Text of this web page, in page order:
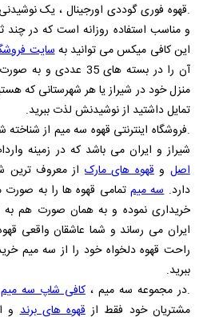
.قهوه فوری گوددی اورجینال ، یک
و مناسب استفاده روزانه است که در چند
این کافی میکس می توانید بهسایت
آن را در بسته های 35
منزل خود در شیراز یا هر شهرستانی که
تمایل داشتید از نوشیدنش لذت ببرید.
.فروشگاه اینترنتی قهوه سه میم از
شیراز و ایران می باشد که در زمینه
اصل وقهوه های مارک از معروف ترین
دارد.سه میمتمامی قهوه ها را به
خریداری نموده و به همان صورت هم
ایران می رساند و شما عاشقان واقعی
راحت قهوه دلخواه خود را از سه میم
ببرید.
.در مجموعه سه میم ،کافی شاپ سه میم
مشتریان خود فقط ازقهوه های برندو